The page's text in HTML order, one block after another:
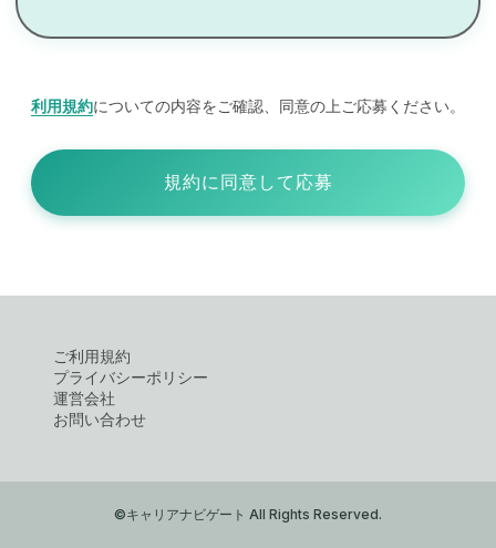
利用規約についての内容をご確認、同意の上ご応募ください。
規約に同意して応募
ご利用規約
プライバシーポリシー
運営会社
お問い合わせ
©キャリアナビゲート All Rights Reserved.